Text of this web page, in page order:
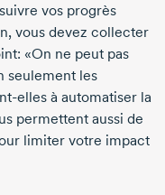
vos progrès
vous devez collecter
«On ne peut pas
seulement les
elles à automatiser la
permettent aussi de
limiter votre impact